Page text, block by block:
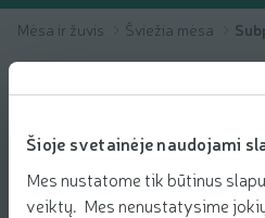
Šioje svetainėje naudojami
Mes nustatome tik būtinus
veiktų. Mes nenustatysime
Mėsa ir žuvis Šviežia mėsa